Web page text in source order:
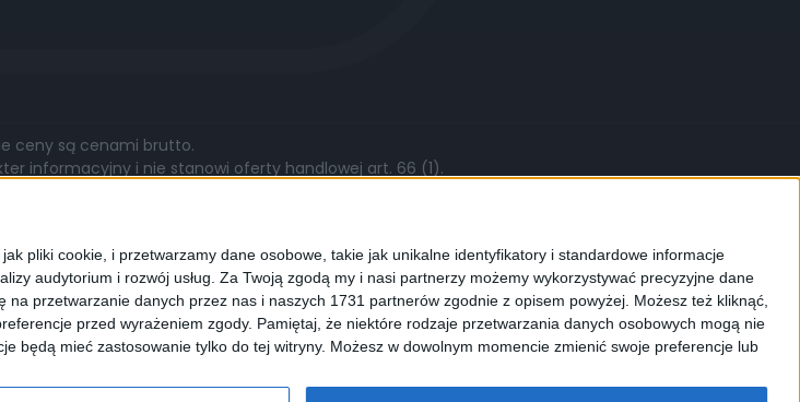
pliki cookie, i przetwarzamy dane osobowe, takie jak unikalne identyfikatory i standardowe informacje
audytorium i rozwój usług. Za Twoją zgodą my i nasi partnerzy możemy wykorzystywać precyzyjne dane
przetwarzanie danych przez nas i naszych 1731 partnerów zgodnie z opisem powyżej. Możesz też kliknąć,
przed wyrażeniem zgody. Pamiętaj, że niektóre rodzaje przetwarzania danych osobowych mogą nie
będą mieć zastosowanie tylko do tej witryny. Możesz w dowolnym momencie zmienić swoje preferencje lub
ceny są cenami brutto.
informacyjny i nie stanowi oferty handlowej art. 66 (1).
na wykorzystywanie przez nas plików cookies. Używamy ich do
stron internetowych można zmienić ustawienia dotyczące
cookies.